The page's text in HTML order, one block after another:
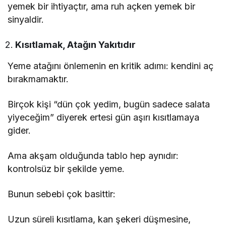
yemek bir ihtiyaçtır, ama ruh açken yemek bir
sinyaldir.
Kısıtlamak, Atağın Yakıtıdır
Yeme atağını önlemenin en kritik adımı: kendini aç
bırakmamaktır.
Birçok kişi “dün çok yedim, bugün sadece salata
yiyeceğim” diyerek ertesi gün aşırı kısıtlamaya
gider.
Ama akşam olduğunda tablo hep aynıdır:
kontrolsüz bir şekilde yeme.
Bunun sebebi çok basittir:
Uzun süreli kısıtlama, kan şekeri düşmesine,